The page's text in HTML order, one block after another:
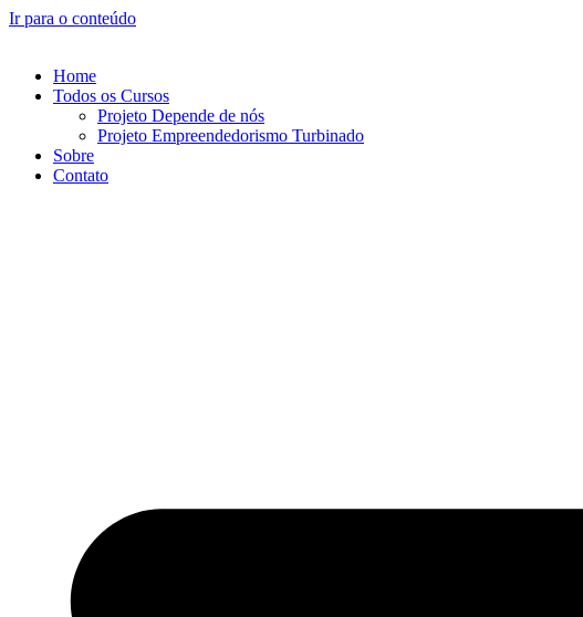
Ir para o conteúdo
Home
Todos os Cursos
Projeto Depende de nós
Projeto Empreendedorismo Turbinado
Sobre
Contato